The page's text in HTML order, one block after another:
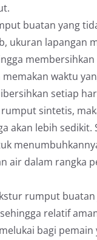
buatan yang
ukuran lapangan
waktu
setiap
sintetis,
akan lebih sedikit.
air dalam rangka
rumput buatan
relatif
bagi